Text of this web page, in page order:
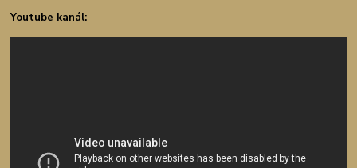
Youtube kanál: